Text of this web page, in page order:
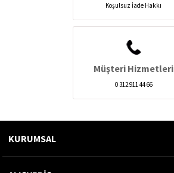
Koşulsuz İade Hakkı
Müşteri Hizmetleri
0 312 911 44 66
KURUMSAL